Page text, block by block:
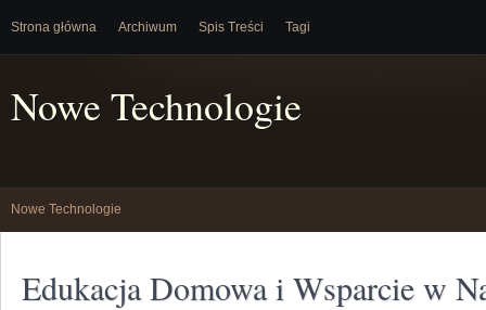
Strona główna Archiwum Spis Treści Tagi
Nowe Technologie
Nowe Technologie
Edukacja Domowa i Wsparcie w